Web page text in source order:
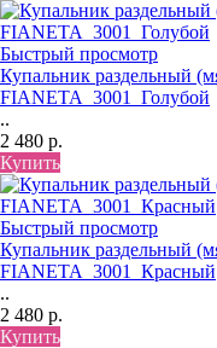
Быстрый просмотр
Купальник раздельный
FIANETA_3001_Голубой
..
2 480 р.
Купить
Быстрый просмотр
Купальник раздельный
FIANETA_3001_Красный
..
2 480 р.
Купить